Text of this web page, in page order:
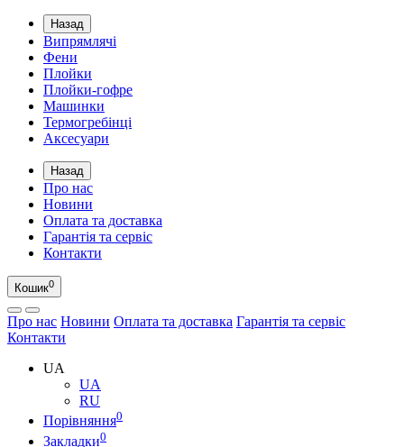
Назад
Випрямлячі
Фени
Плойки
Плойки-гофре
Машинки
Термогребінці
Аксесуари
Назад
Про нас
Новини
Оплата та доставка
Гарантія та сервіс
Контакти
Кошик0
Про нас Новини Оплата та доставка Гарантія та сервіс
Контакти
UA
UA
RU
Порівняння0
Закладки0